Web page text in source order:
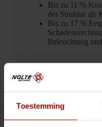
Toestemming
Bis zu 11 %
der Struktur als
Bis zu 17 %
Beleuchtung
Kosten
eigenständigen
Fixkosten auf sich